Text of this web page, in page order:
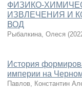
ФИЗИКО-
ИЗВЛЕЧЕНИЯ И
ВОД
Рыбалкина, Олеся (
История
империи на
Павлов, Константин